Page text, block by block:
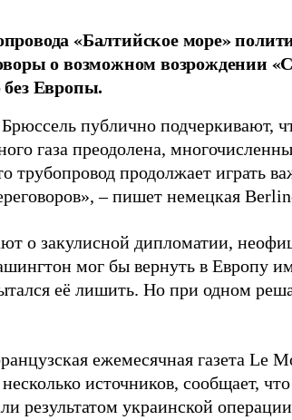
«Балтийское море»
о возможном возрождении
Европы.
публично подчеркивают,
газа преодолена,
трубопровод продолжает играть
– пишет немецкая
о закулисной дипломатии,
мог бы вернуть в Европу
её лишить. Но при одном
ежемесячная газета Le
источников, сообщает,
результатом украинской